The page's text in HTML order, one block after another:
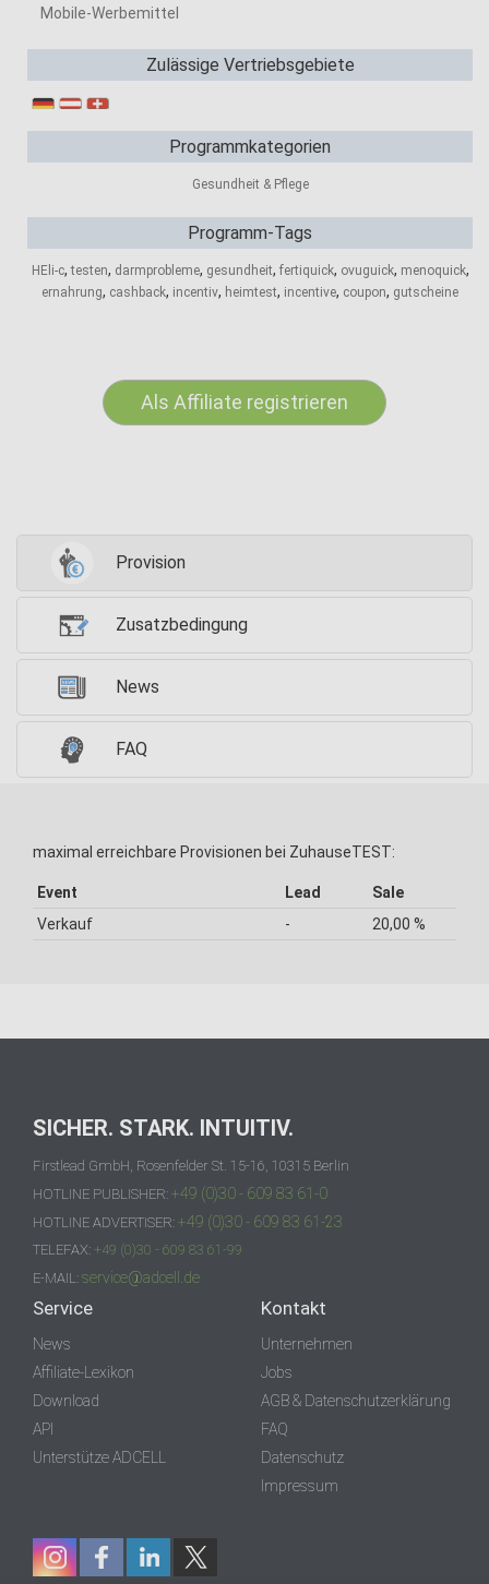
Mobile-Werbemittel
Zulässige Vertriebsgebiete
Programmkategorien
Gesundheit & Pflege
Programm-Tags
HEli-c,testen, darmprobleme, gesundheit, fertiquick, ovuguick, menoquick,
ernahrung, cashback, incentiv, heimtest, incentive, coupon, gutscheine
Als Affiliate registrieren
Provision
Zusatzbedingung
News
FAQ
maximal erreichbare Provisionen bei ZuhauseTEST:
Event Lead
Sale
Verkauf
- 20,00 %
SICHER. STARK. INTUITIV.
Firstlead GmbH, Rosenfelder St. 15-16, 10315 Berlin
HOTLINE PUBLISHER: +49 (0)30 - 609 83 61-0
HOTLINE ADVERTISER: +49 (0)30 - 609 83 61-23
TELEFAX: +49 (0)30 - 609 83 61-99
E-MAIL: service@adcell.de
Service
News
Affiliate-Lexikon
Download
API
Unterstütze ADCELL
Kontakt
Unternehmen
Jobs
AGB & Datenschutzerklärung
FAQ
Datenschutz
Impressum